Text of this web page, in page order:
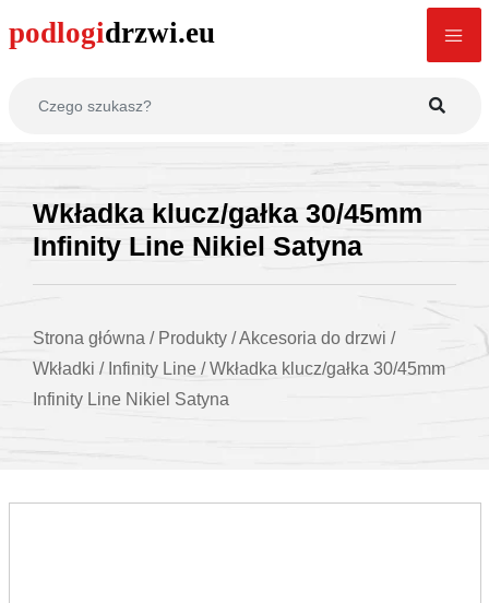
Wkładka klucz/gałka 30/45mm
Infinity Line Nikiel Satyna
Strona główna / Produkty /Akcesoria do drzwi /
Wkładki / Infinity Line /Wkładka klucz/gałka 30/45mm
Infinity Line Nikiel Satyna